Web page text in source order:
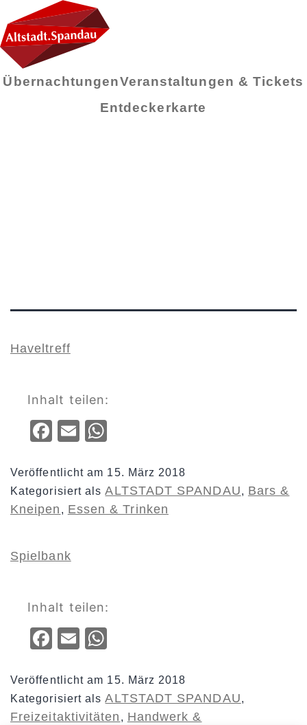
ÜbernachtungenVeranstaltungen & Tickets
Entdeckerkarte
Haveltreff
Inhalt teilen:
Facebook
Email
Veröffentlicht am 15. März 2018
Kategorisiert alsALTSTADT SPANDAU, Bars &
Kneipen , Essen & Trinken
Spielbank
Inhalt teilen:
Facebook
Email
Veröffentlicht am 15. März 2018
Kategorisiert alsALTSTADT SPANDAU,
Freizeitaktivitäten , Handwerk &